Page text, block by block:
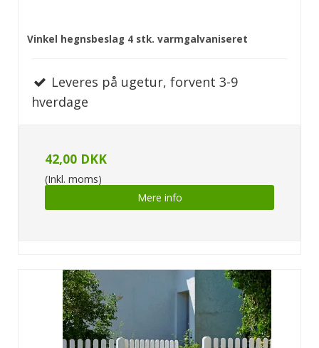
Vinkel hegnsbeslag 4 stk. varmgalvaniseret
Leveres på ugetur, forvent 3-9
hverdage
42,00 DKK
(Inkl. moms)
Mere info